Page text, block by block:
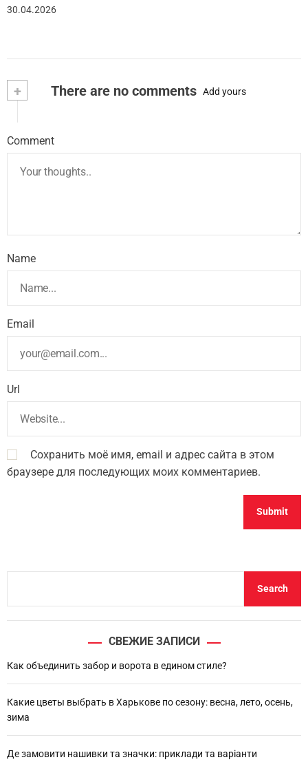
30.04.2026
+ There are no comments Add yours
Comment
Name
Email
Url
Сохранить моё имя, email и адрес сайта в этом
браузере для последующих моих комментариев.
h
Search
СВЕЖИЕ ЗАПИСИ
Как объединить забор и ворота в едином стиле?
Какие цветы выбрать в Харькове по сезону: весна, лето, осень,
зима
Де замовити нашивки та значки: приклади та варіанти